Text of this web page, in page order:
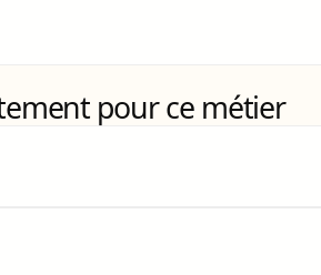
pour ce métier